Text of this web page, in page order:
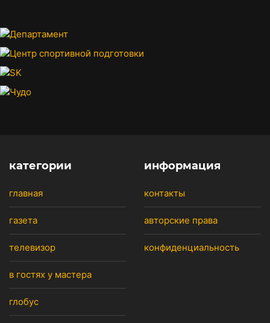
категории
главная
газета
телевизор
в гостях у мастера
глобус
информация
контакты
авторские права
конфиденциальность